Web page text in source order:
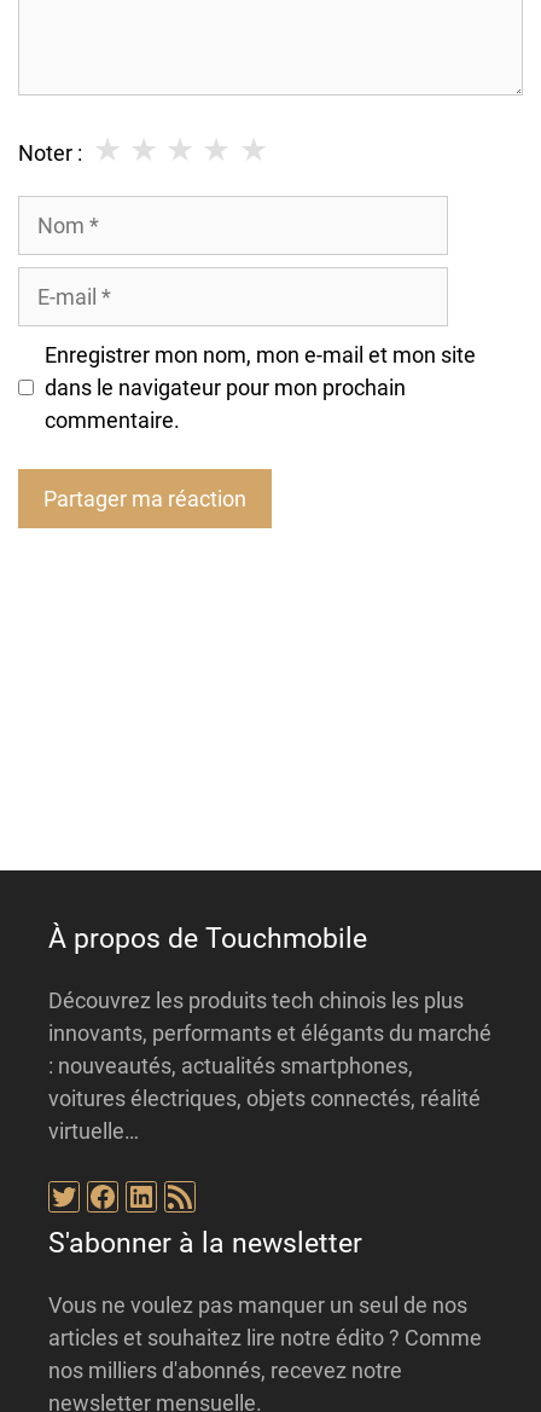
Noter : ★
★
★
★
★
Enregistrer mon nom, mon e-mail et mon site
dans le navigateur pour mon prochain
commentaire.
À propos de Touchmobile
Découvrez les produits tech chinois les plus
innovants, performants et élégants du marché
: nouveautés, actualités smartphones,
voitures électriques, objets connectés, réalité
virtuelle…
Twitter
Facebook
LinkedIn
Flux RSS
S'abonner à la newsletter
Vous ne voulez pas manquer un seul de nos
articles et souhaitez lire notre édito ? Comme
nos milliers d'abonnés, recevez notre
newsletter mensuelle.